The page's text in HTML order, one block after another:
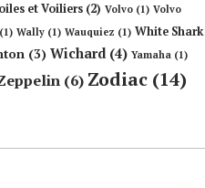
et Voiliers (2) Volvo (1) Volvo
(1) Wally (1) Wauquiez (1) White Shark
(3) Wichard(4) Yamaha (1)
(6) Zodiac (14)